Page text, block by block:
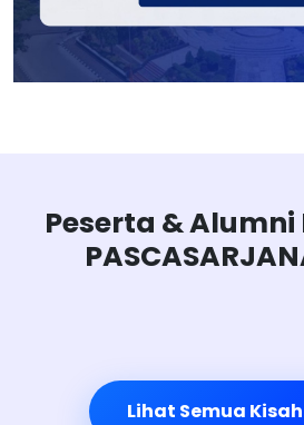
Peserta & Alumni
Lihat Semua